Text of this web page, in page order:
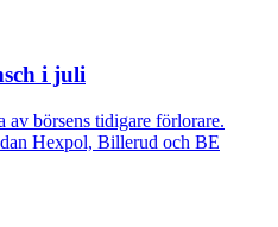
i juli
börsens tidigare förlorare.
Hexpol, Billerud och BE